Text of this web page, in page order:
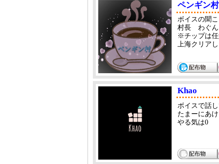
ペンギン村
ボイスの聞
村長 わぐん
※チップは任
上海クリア
Khao
ボイスで話
たまーにあ
やる気は0